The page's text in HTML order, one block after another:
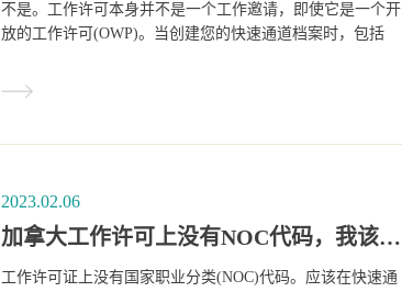
不是。工作许可本身并不是一个工作邀请，即使它是一个开
放的工作许可(OWP)。当创建您的快速通道档案时，包括
2023.02.06
加拿大工作许可上没有NOC代码，我该怎么办？
工作许可证上没有国家职业分类(NOC)代码。应该在快速通